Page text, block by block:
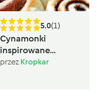
5.0(1)
Cynamonki
inspirowane
Sugarlady
przez Kropkar